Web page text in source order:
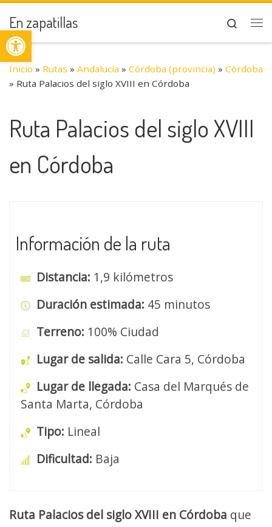
Abrir barra de herramientas
Saltar al contenido
En zapatillas
Search
Inicio » Rutas » Andalucía » Córdoba (provincia) » Córdoba
» Ruta Palacios del siglo XVIII en Córdoba
Ruta Palacios del siglo XVIII
en Córdoba
Información de la ruta
Distancia: 1,9 kilómetros
Duración estimada: 45 minutos
Terreno: 100% Ciudad
Lugar de salida: Calle Cara 5, Córdoba
Lugar de llegada: Casa del Marqués de
Santa Marta, Córdoba
Tipo: Lineal
Dificultad: Baja
Ruta Palacios del siglo XVIII en Córdoba que